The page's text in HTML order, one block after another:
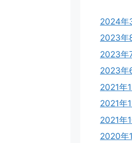
2024年
2023年
2023年
2023年
2021年
2021年
2021年
2020年